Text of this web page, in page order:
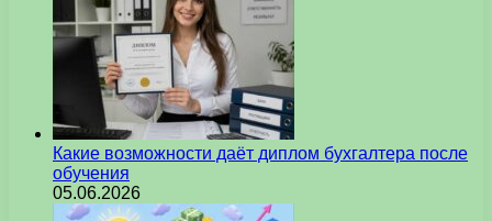
Какие возможности даёт диплом бухгалтера после
обучения
05.06.2026